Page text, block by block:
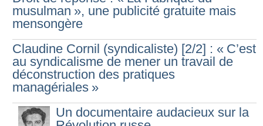
musulman », une publicité gratuite mais
mensongère
Claudine Cornil (syndicaliste) [2/2] : « C’est
au syndicalisme de mener un travail de
déconstruction des pratiques
managériales »
Un documentaire audacieux sur la